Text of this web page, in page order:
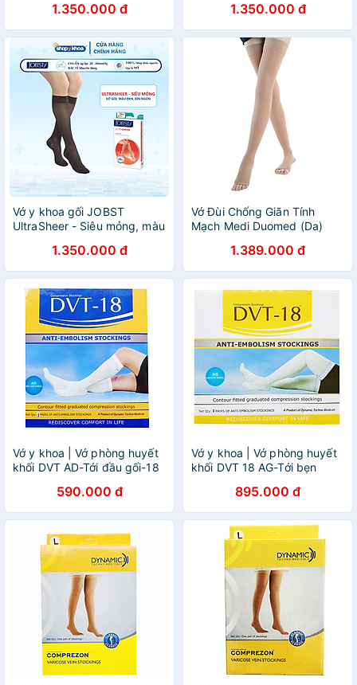
1.350.000 đ
chân - Da1.350.000 đ
Vớ y khoa gối JOBST
UltraSheer - Siêu mỏng, màu
giãn tĩnh mạch chân (tất y
khoa)
1.350.000 đ
Vớ Đùi Chống Giãn Tính
Mạch Medi Duomed (Da)
1.389.000 đ
Vớ y khoa | Vớ phòng huyết
khối DVT AD-Tới đầu gối-18
590.000 đ
Vớ y khoa | Vớ phòng huyết
khối DVT 18 AG-Tới bẹn
895.000 đ